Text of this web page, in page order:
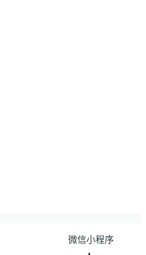
微信小程序